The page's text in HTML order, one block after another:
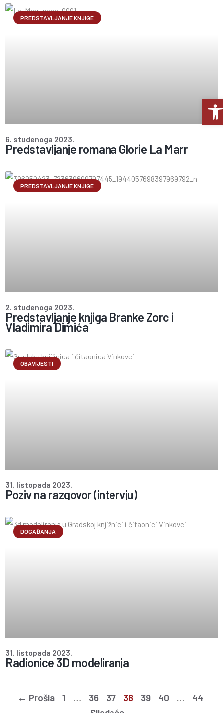
PREDSTAVLJANJE KNJIGE
Predstavljanje romana Glorie La Marr
6. studenoga 2023.
PREDSTAVLJANJE KNJIGE
Predstavljanje knjiga Branke Zorc i
Vladimira Dimića
2. studenoga 2023.
OBAVIJESTI
Poziv na razgovor (intervju)
31. listopada 2023.
DOGAĐANJA
Radionice 3D modeliranja
31. listopada 2023.
← Prošla 1 … 36 37 38 39 40 …
44